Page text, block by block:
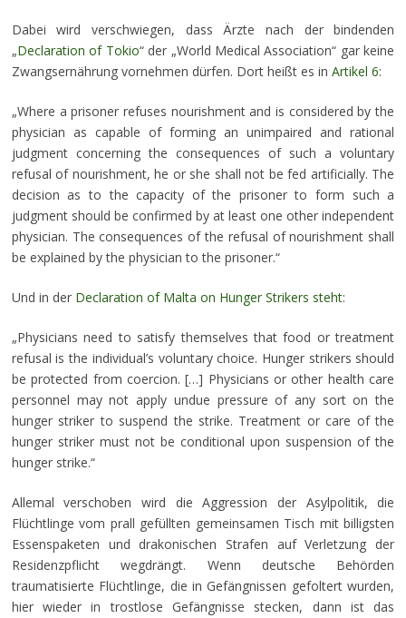
Dabei wird verschwiegen, dass Ärzte nach der bindenden
„Declaration of Tokio“ der „World Medical Association“ gar keine
Zwangsernährung vornehmen dürfen. Dort heißt es in Artikel 6:
„Where a prisoner refuses nourishment and is considered by the
physician as capable of forming an unimpaired and rational
judgment concerning the consequences of such a voluntary
refusal of nourishment, he or she shall not be fed artificially. The
decision as to the capacity of the prisoner to form such a
judgment should be confirmed by at least one other independent
physician. The consequences of the refusal of nourishment shall
be explained by the physician to the prisoner.“
Und in der Declaration of Malta on Hunger Strikers steht:
„Physicians need to satisfy themselves that food or treatment
refusal is the individual’s voluntary choice. Hunger strikers should
be protected from coercion. […] Physicians or other health care
personnel may not apply undue pressure of any sort on the
hunger striker to suspend the strike. Treatment or care of the
hunger striker must not be conditional upon suspension of the
hunger strike.“
Allemal verschoben wird die Aggression der Asylpolitik, die
Flüchtlinge vom prall gefüllten gemeinsamen Tisch mit billigsten
Essenspaketen und drakonischen Strafen auf Verletzung der
Residenzpflicht wegdrängt. Wenn deutsche Behörden
traumatisierte Flüchtlinge, die in Gefängnissen gefoltert wurden,
hier wieder in trostlose Gefängnisse stecken, dann ist das